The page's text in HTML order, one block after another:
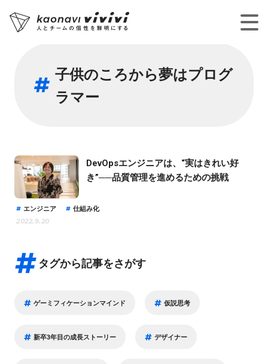
子供のころから夢はプログ
ラマー
DevOpsエンジニアは、“実はきれい好
き”──品質管理を進めるための挑戦
エンジニア
仕組み化
2022.9.20
タグから記事をさがす
ゲーミフィケーションマインド 仮説思考
新卒3年目の成長ストーリー デザイナー